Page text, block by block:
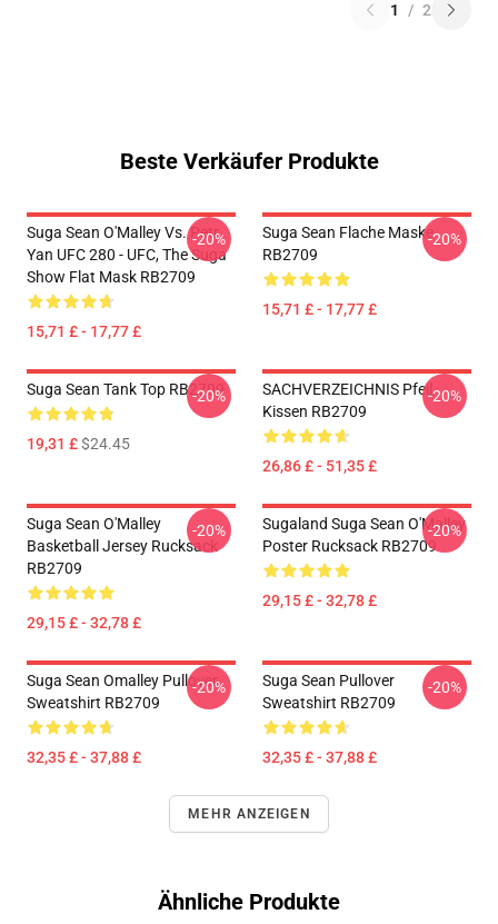
1 / 2
Beste Verkäufer Produkte
Suga Sean O'Malley Vs. Petr
Yan UFC 280 - UFC, The Suga
Show Flat Mask RB2709
15,71 £ - 17,77 £
-20%
Suga Sean Flache Maske
RB2709
15,71 £ - 17,77 £
-20%
Suga Sean Tank Top RB2709
19,31 £$24.45
-20%
SACHVERZEICHNIS Pfeil
Kissen RB2709
26,86 £ - 51,35 £
-20%
Suga Sean O'Malley
Basketball Jersey Rucksack
RB2709
29,15 £ - 32,78 £
-20%
Sugaland Suga Sean O'Malley
Poster Rucksack RB2709
29,15 £ - 32,78 £
-20%
Suga Sean Omalley Pullover
Sweatshirt RB2709
32,35 £ - 37,88 £
-20%
Suga Sean Pullover
Sweatshirt RB2709
32,35 £ - 37,88 £
-20%
MEHR ANZEIGEN
Ähnliche Produkte